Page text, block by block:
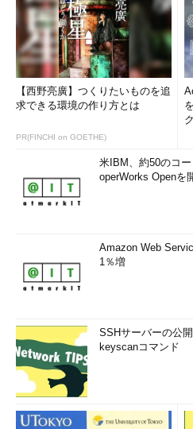
環とすること」「組織内の評価基
ず、業務の一環として、ネット上
設けたり、外部で行われるイベン
報収集や発信をさせたりするなど
モチベーション維持のために、評
情報収集や課外活動、情報発信に
攻撃手法は日々進化しており、
作業ですが、最近ではWeb上にサ
どがたくさん公開されていますし
などもあります。また、セキュリ
それ以外にも、社内勉強会など
うし、技術的な観点からは、学習
資格を取ったり、何かのセミナー
すが、これらはあくまでも学習を
ぎません。組織としての継続性を
【西野亮廣】つくりたいものを追
求できる環境の作り方とは
PR(FINCHI on GOETHE)
米IBM、約50のコ
operWorks Openを
Amazon Web
1％増
SSHサーバーの公
keyscanコマンド